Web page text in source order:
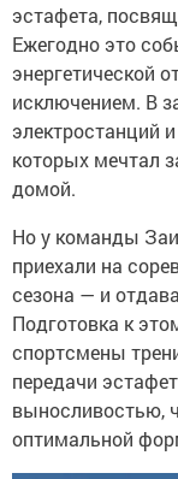
эстафета,
Ежегодно это
энергетической
исключением. В
электростанций
которых мечтал
домой.
Но у команды
приехали на
сезона — и
Подготовка к
спортсмены
передачи
выносливостью,
оптимальной